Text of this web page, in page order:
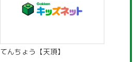
てんちょう【天頂】